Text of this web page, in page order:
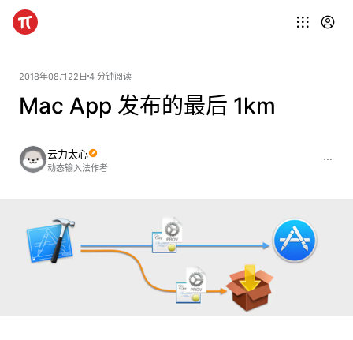
2018年08月22日 4 分钟阅读
Mac App 发布的最后 1km
云力太心
动态输入法作者